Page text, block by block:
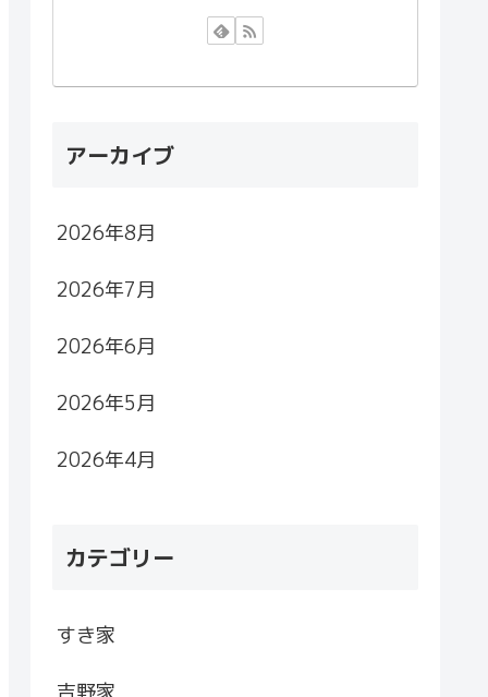
アーカイブ
2026年8月
2026年7月
2026年6月
2026年5月
2026年4月
カテゴリー
すき家